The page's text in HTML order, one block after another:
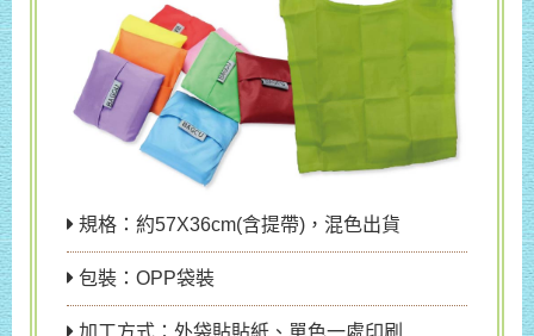
規格：約57X36cm(含提帶)，混色出貨
包裝：OPP袋裝